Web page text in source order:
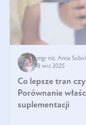
mgr inż. Anna Sobol
8 wrz 2025
Co lepsze tran
Porównanie
suplementacji